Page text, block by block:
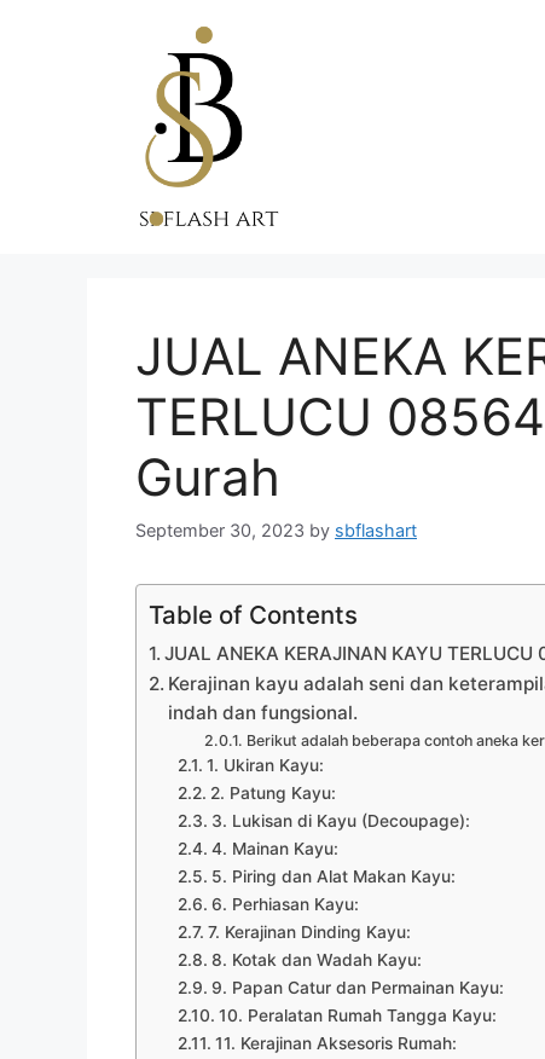
JUAL ANEKA
TERLUCU
Gurah
September 30, 2023 by sbflashart
Table of Contents
JUAL ANEKA KERAJINAN KAYU
Kerajinan kayu adalah seni dan
indah dan fungsional.
Berikut adalah beberapa contoh aneka
1. Ukiran Kayu:
2. Patung Kayu:
3. Lukisan di Kayu (Decoupage):
4. Mainan Kayu:
5. Piring dan Alat Makan Kayu:
6. Perhiasan Kayu:
7. Kerajinan Dinding Kayu:
8. Kotak dan Wadah Kayu:
9. Papan Catur dan Permainan Kayu:
10. Peralatan Rumah Tangga Kayu:
11. Kerajinan Aksesoris Rumah: